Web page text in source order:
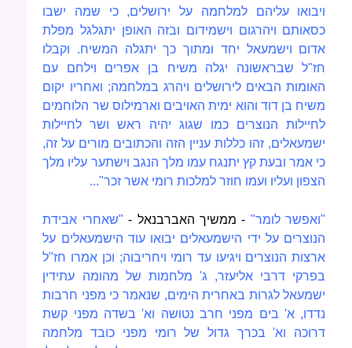
ויבואו עליהם למלחמה על ירושלים, כי שמה ישבו
כסאותם ויהרגום וישמידום ובזה האופן יתגלגל מפלת
אדום וישמעאל יחד ומתוך כך יתגלה המשיח. וקבלו
חז"ל שבראשונה יגלה משיח בן אפרים וילחם עם
האומות הבאים לירושלים ויהרג במלחמה; ואחריו יקום
משיח בן דוד והוא ימית האויבים וארמילוס שר הלוחמים
לחיילות הנוצרים כמו שגוג יהיה ראש ושר לחיילות
ישמעאלים, זהו כללות עניין הזה והכתובים מורים על זה,
כי אמר ובעת קץ יתנגח עמו מלך הנגב וישתער עליו מלך
הצפון ועליו ועמו חוזר למלכות רומי אשר זכר"...
"ואפשר לומר" - ממשיך האברבנאל - "שאחרי אבידת
הנוצרים על ידי הישמעאלים יבואו עוד הישמעאלים על
ארצות הנוצרים ויגיעו עד רומי ויחריבוה; וכן אמרו חז"ל
בפרקי דרבי אליעזר, ג' מלחמות של מהומה עתידין
ישמעאל לגרות באחרית הימים, שנאמר כי מפני חרבות
נדדו, א' בים מפני חרב נטושה וא' בשדה מפני קשת
דרוכה וא' בכרך גדול של רומי מפני כובד מלחמה